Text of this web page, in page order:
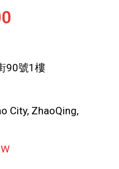
90號1樓
City, ZhaoQing,